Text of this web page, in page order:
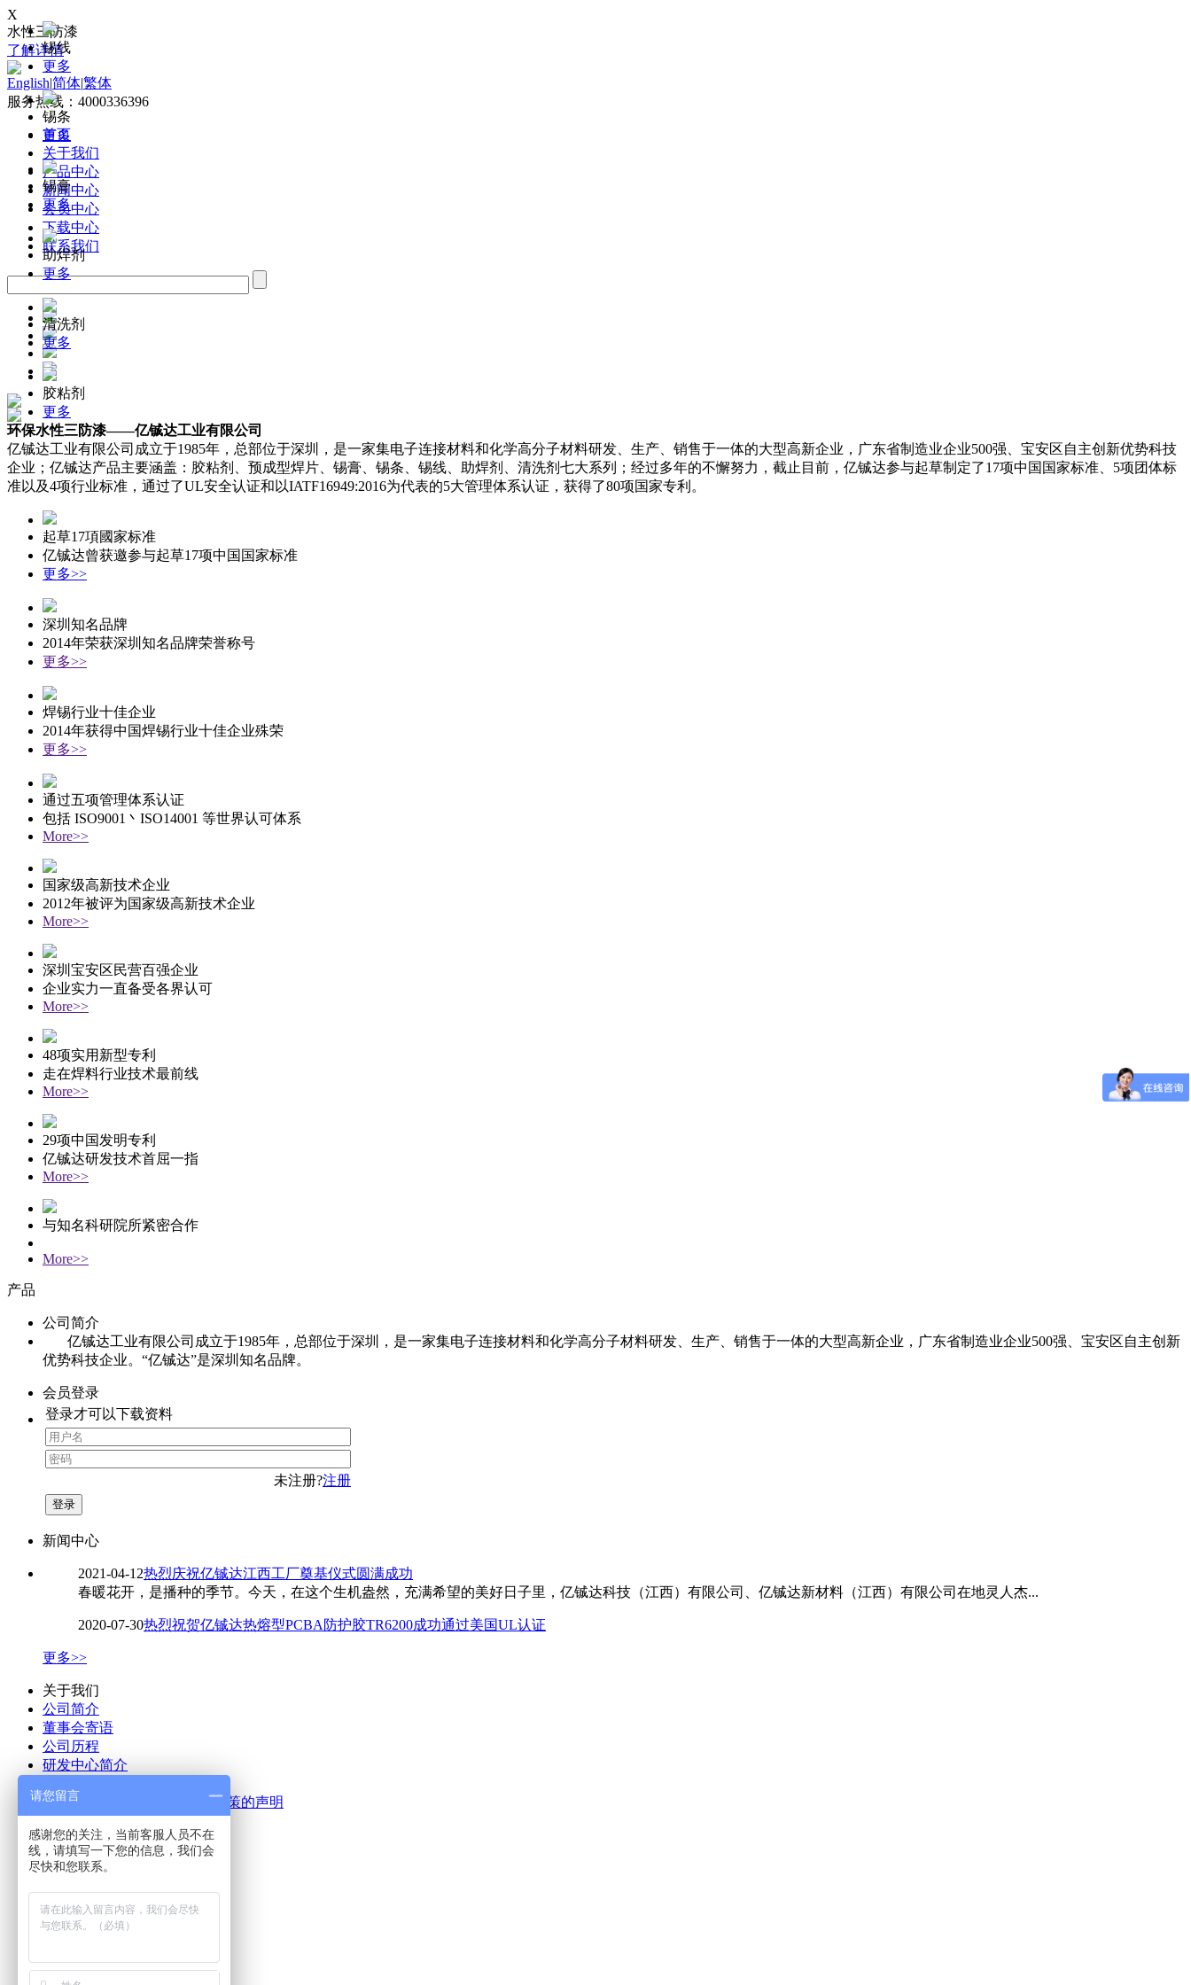
X
水性三防漆
了解详情
English|简体|繁体
服务热线：4000336396
首页
关于我们
产品中心
新闻中心
会员中心
下载中心
联系我们
环保水性三防漆——亿铖达工业有限公司
亿铖达工业有限公司成立于1985年，总部位于深圳，是一家集电子连接材料和化学高分子材料研发、生产、销售于一体的大型高新企业，广东省制造业企业500强、宝安区自主创新优势科技
企业；亿铖达产品主要涵盖：胶粘剂、预成型焊片、锡膏、锡条、锡线、助焊剂、清洗剂七大系列；经过多年的不懈努力，截止目前，亿铖达参与起草制定了17项中国国家标准、5项团体标
准以及4项行业标准，通过了UL安全认证和以IATF16949:2016为代表的5大管理体系认证，获得了80项国家专利。
起草17項國家标准
亿铖达曾获邀参与起草17项中国国家标准
更多>>
深圳知名品牌
2014年荣获深圳知名品牌荣誉称号
更多>>
焊锡行业十佳企业
2014年获得中国焊锡行业十佳企业殊荣
更多>>
通过五项管理体系认证
包括 ISO9001丶ISO14001 等世界认可体系
More>>
国家级高新技术企业
2012年被评为国家级高新技术企业
More>>
深圳宝安区民营百强企业
企业实力一直备受各界认可
More>>
48项实用新型专利
走在焊料行业技术最前线
More>>
29项中国发明专利
亿铖达研发技术首屈一指
More>>
与知名科研院所紧密合作
More>>
产品
锡线
更多
锡条
更多
锡膏
更多
助焊剂
更多
清洗剂
更多
胶粘剂
更多
公司简介
亿铖达工业有限公司成立于1985年，总部位于深圳，是一家集电子连接材料和化学高分子材料研发、生产、销售于一体的大型高新企业，广东省制造业企业500强、宝安区自主创新
优势科技企业。“亿铖达”是深圳知名品牌。
会员登录
登录才可以下载资料
未注册?注册
新闻中心
2021-04-12热烈庆祝亿铖达江西工厂奠基仪式圆满成功
春暖花开，是播种的季节。今天，在这个生机盎然，充满希望的美好日子里，亿铖达科技（江西）有限公司、亿铖达新材料（江西）有限公司在地灵人杰...
2020-07-30热烈祝贺亿铖达热熔型PCBA防护胶TR6200成功通过美国UL认证
更多>>
关于我们
公司简介
董事会寄语
公司历程
研发中心简介
公司关于无冲突金属的采购政策的声明
联系我们
产品中心
锡线
锡条
锡膏
助焊剂
胶粘剂
请您留言
感谢您的关注，当前客服人员不在
线，请填写一下您的信息，我们会
尽快和您联系。